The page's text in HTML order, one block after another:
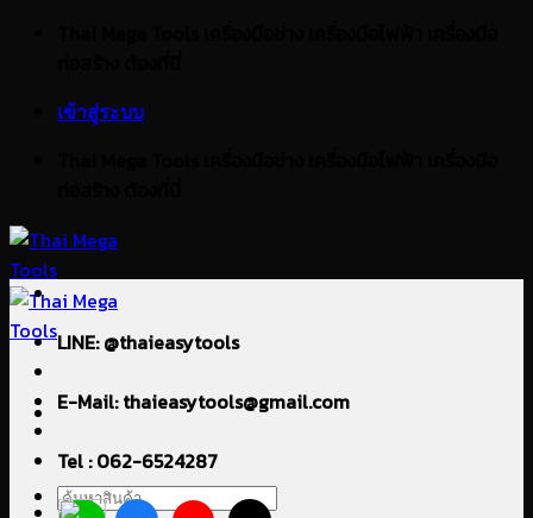
เข้าสู่ระบบ
ค้นหา:
LINE: @thaieasytools
E-Mail: thaieasytools@gmail.com
Tel : 062-6524287